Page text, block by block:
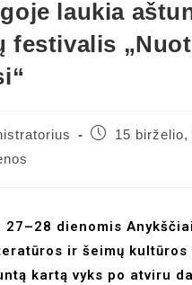
laukia
festivalis
15 birželio,
27–28 dienomis
ir šeimų
kartą vyks po atviru